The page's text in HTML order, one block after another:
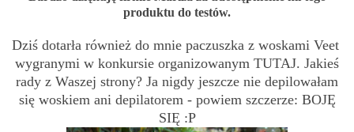
produktu do testów.
Dziś dotarła również do mnie paczuszka z woskami Veet
wygranymi w konkursie organizowanym TUTAJ. Jakieś
rady z Waszej strony? Ja nigdy jeszcze nie depilowałam
się woskiem ani depilatorem - powiem szczerze: BOJĘ
SIĘ :P